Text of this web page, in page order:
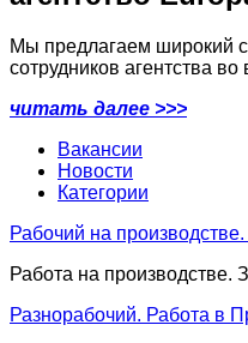
Мы предлагаем широкий
сотрудников агентства
читать далее >>>
Вакансии
Новости
Категории
Рабочий на
Работа на производстве.
Разнорабочий. Работа в